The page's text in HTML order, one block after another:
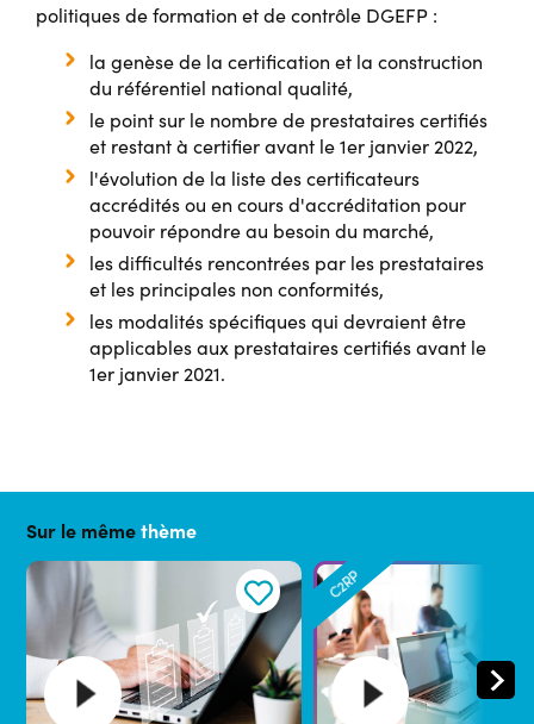
politiques de formation et de contrôle DGEFP :
la genèse de la certification et la construction
du référentiel national qualité,
le point sur le nombre de prestataires certifiés
et restant à certifier avant le 1er janvier 2022,
l'évolution de la liste des certificateurs
accrédités ou en cours d'accréditation pour
pouvoir répondre au besoin du marché,
les difficultés rencontrées par les prestataires
et les principales non conformités,
les modalités spécifiques qui devraient être
applicables aux prestataires certifiés avant le
1er janvier 2021.
Sur le mêmethème
C2RP